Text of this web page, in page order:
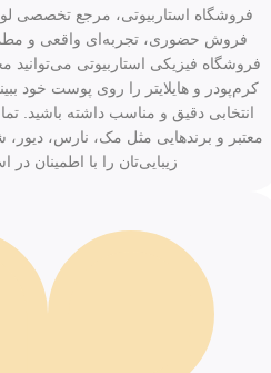
فروشگاه استاربیوتی، مرجع تخصصی
فروش حضوری، تجربه‌ای واقعی و
فروشگاه فیزیکی استاربیوتی
کرم‌پودر و هایلایتر را روی پوست خود
معتبر و برندهایی مثل مک، نارس،
زیبایی‌تان را با اطمینان در